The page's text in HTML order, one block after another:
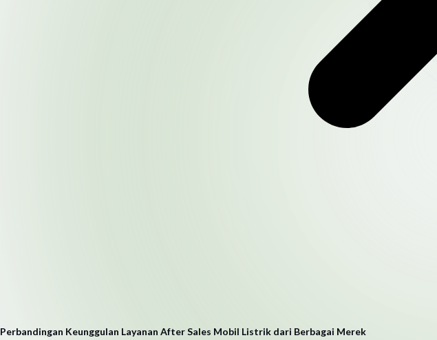
Perbandingan Keunggulan Layanan After Sales Mobil Listrik dari Berbagai Merek